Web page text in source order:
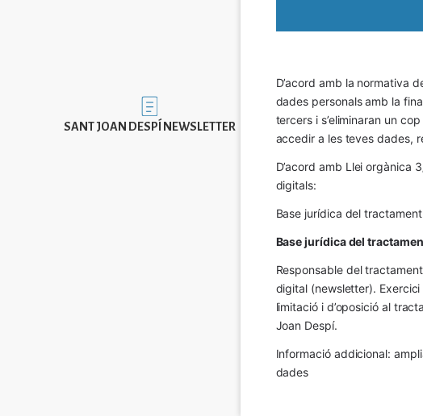
Imatge
SANT JOAN DESPÍ NEWSLETTER
D’acord amb la normativa
dades personals amb la
tercers i s’eliminaran un
accedir a les teves dades,
D’acord amb Llei orgànica
digitals:
Base jurídica del
Base jurídica del
Responsable del
digital (newsletter).
limitació i d’oposició al
Joan Despí.
Informació addicional:
dades